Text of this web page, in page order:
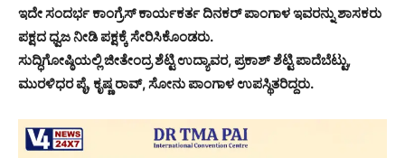
ಇದೇ ಸಂದರ್ಭ ಕಾಂಗ್ರೆಸ್ ಕಾರ್ಯಕರ್ತ ದಿನಕರ್ ಪಾಂಗಾಳ ಇವರನ್ನು ಶಾಸಕರು
ಪಕ್ಷದ ಧ್ವಜ ನೀಡಿ ಪಕ್ಷಕ್ಕೆ ಸೇರಿಸಿಕೊಂಡರು.
ಸುದ್ಧಿಗೋಷ್ಠಿಯಲ್ಲಿ ಜೀತೇಂದ್ರ ಶೆಟ್ಟಿ ಉದ್ಯಾವರ, ಪ್ರಕಾಶ್ ಶೆಟ್ಟಿ ಪಾದೆಬೆಟ್ಟು,
ಮುರಳಿಧರ ಪೈ, ಕೃಷ್ಣ ರಾವ್, ಸೋನು ಪಾಂಗಾಳ ಉಪಸ್ಥಿತರಿದ್ದರು.